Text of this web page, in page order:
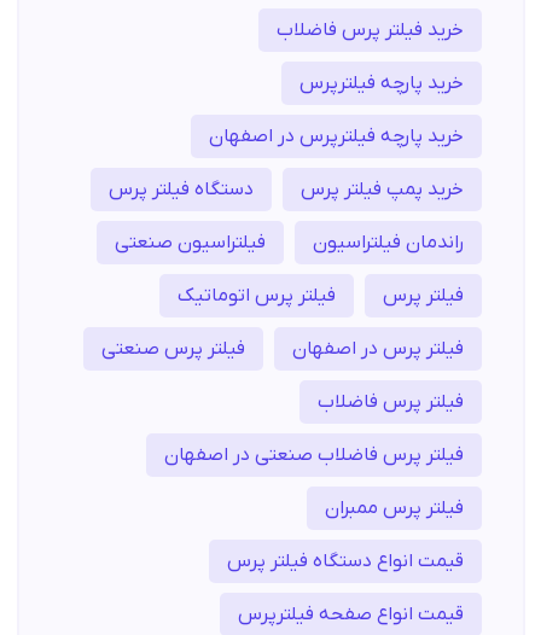
خرید فیلتر پرس فاضلاب
خرید پارچه فیلترپرس
خرید پارچه فیلترپرس در اصفهان
خرید پمپ فیلتر پرس دستگاه فیلتر پرس
راندمان فیلتراسیون فیلتراسیون صنعتی
فیلتر پرس فیلتر پرس اتوماتیک
فیلتر پرس در اصفهان فیلتر پرس صنعتی
فیلتر پرس فاضلاب
فیلتر پرس فاضلاب صنعتی در اصفهان
فیلتر پرس ممبران
قیمت انواع دستگاه فیلتر پرس
قیمت انواع صفحه فیلترپرس